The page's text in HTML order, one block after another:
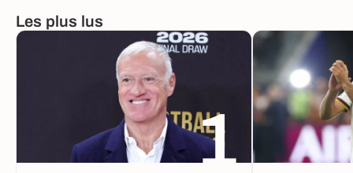
Les plus lus
1